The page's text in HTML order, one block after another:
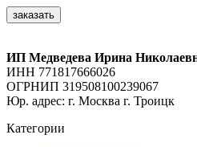
заказать
ИП Медведева Ирина
ИНН 771817666026
ОГРНИП 319508100239067
Юр. адрес: г. Москва г. Троицк
Категории